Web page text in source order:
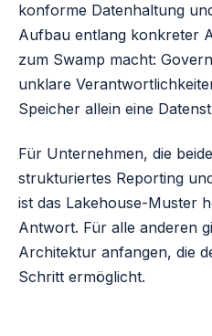
konforme Datenhaltung
Aufbau entlang konkreter
zum Swamp macht:
unklare
Speicher allein eine
Für Unternehmen, die
strukturiertes Reporting
ist das Lakehouse-Muster
Antwort. Für alle anderen
Architektur anfangen, die
Schritt ermöglicht.